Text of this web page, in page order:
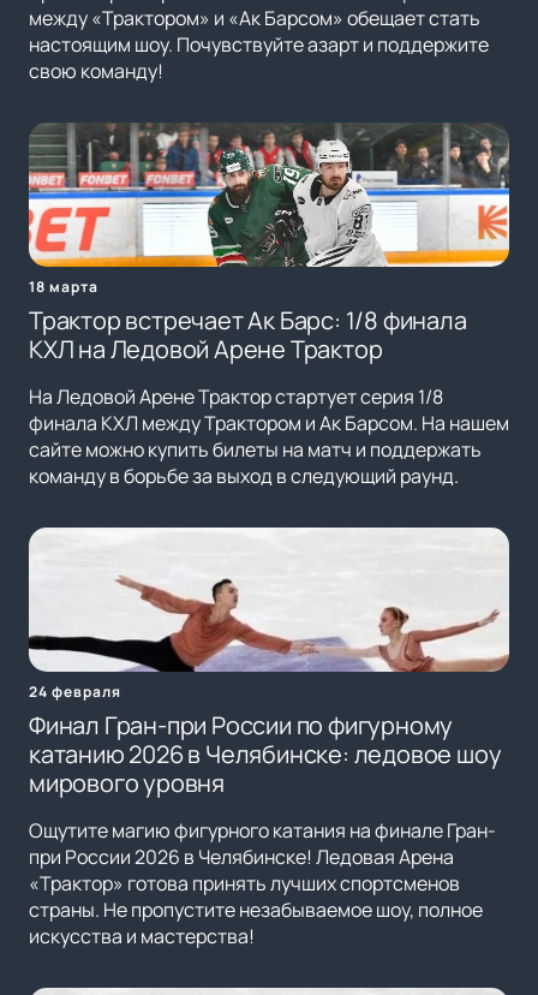
между «Трактором» и «Ак Барсом» обещает стать
настоящим шоу. Почувствуйте азарт и поддержите
свою команду!
18 марта
Трактор встречает Ак Барс: 1/8 финала
КХЛ на Ледовой Арене Трактор
На Ледовой Арене Трактор стартует серия 1/8
финала КХЛ между Трактором и Ак Барсом. На нашем
сайте можно купить билеты на матч и поддержать
команду в борьбе за выход в следующий раунд.
24 февраля
Финал Гран-при России по фигурному
катанию 2026 в Челябинске: ледовое шоу
мирового уровня
Ощутите магию фигурного катания на финале Гран-
при России 2026 в Челябинске! Ледовая Арена
«Трактор» готова принять лучших спортсменов
страны. Не пропустите незабываемое шоу, полное
искусства и мастерства!